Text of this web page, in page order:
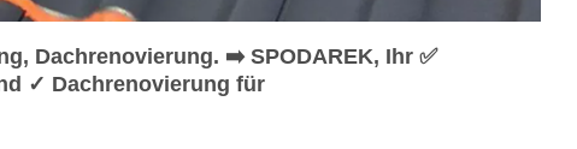
Dachrenovierung. ➡️ SPODAREK, Ihr ✅
✓ Dachrenovierung für